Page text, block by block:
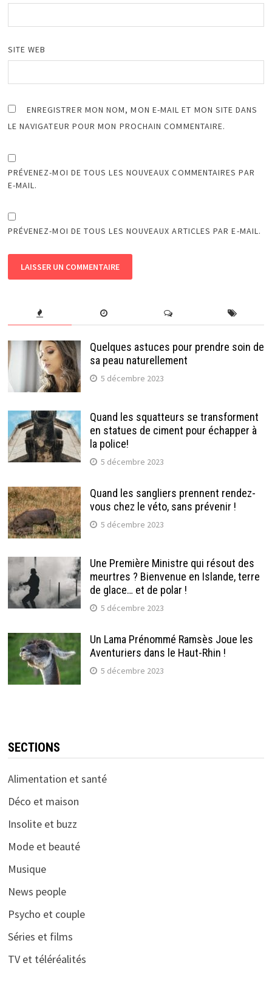
SITE WEB
ENREGISTRER MON NOM, MON E-MAIL ET MON SITE DANS
LE NAVIGATEUR POUR MON PROCHAIN COMMENTAIRE.
PRÉVENEZ-MOI DE TOUS LES NOUVEAUX COMMENTAIRES PAR
E-MAIL.
PRÉVENEZ-MOI DE TOUS LES NOUVEAUX ARTICLES PAR E-MAIL.
Quelques astuces pour prendre soin de
sa peau naturellement
5 décembre 2023
Quand les squatteurs se transforment
en statues de ciment pour échapper à
la police!
5 décembre 2023
Quand les sangliers prennent rendez-
vous chez le véto, sans prévenir !
5 décembre 2023
Une Première Ministre qui résout des
meurtres ? Bienvenue en Islande, terre
de glace… et de polar !
5 décembre 2023
Un Lama Prénommé Ramsès Joue les
Aventuriers dans le Haut-Rhin !
5 décembre 2023
SECTIONS
Alimentation et santé
Déco et maison
Insolite et buzz
Mode et beauté
Musique
News people
Psycho et couple
Séries et films
TV et téléréalités